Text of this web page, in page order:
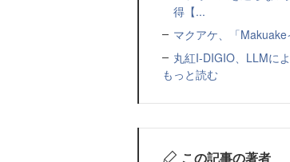
得【...
マクアケ、「
丸紅I-DIGIO、LLMに
もっと読む
この記事の著者